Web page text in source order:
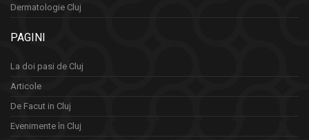
Dermatologie Cluj
PAGINI
La doi pasi de Cluj
Articole
De Facut in Cluj
Evenimente în Cluj